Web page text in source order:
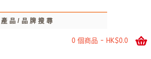
0 個商品 - HK$0.0